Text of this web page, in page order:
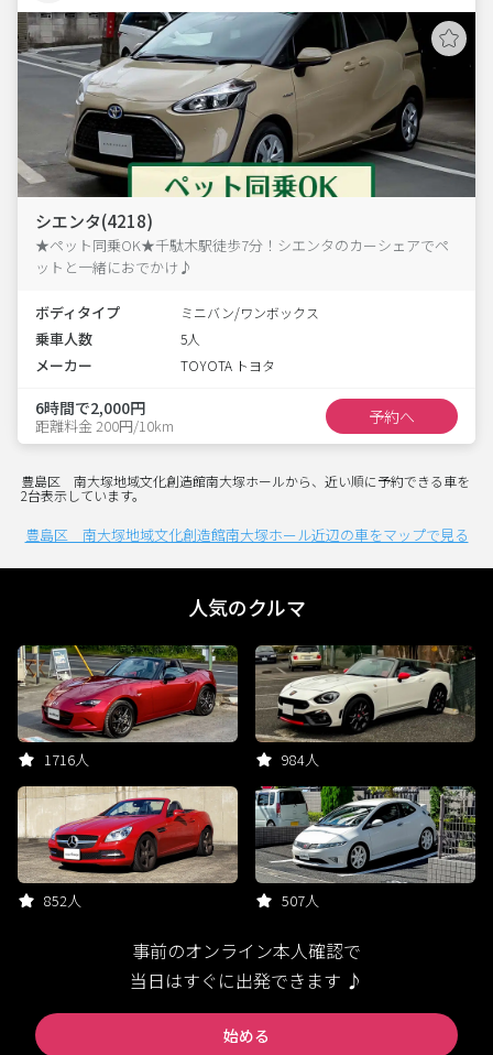
シエンタ(4218)
★ペット同乗OK★千駄木駅徒歩7分！シエンタのカーシェアでペ
ットと一緒におでかけ♪
ボディタイプ ミニバン/ワンボックス
乗車人数 5人
メーカー TOYOTA トヨタ
6時間で2,000円
距離料金 200円/10km 予約へ
豊島区 南大塚地域文化創造館南大塚ホールから、近い順に予約できる車を
2台表示しています。
豊島区 南大塚地域文化創造館南大塚ホール近辺の車をマップで見る
人気のクルマ
1716人 984人
852人 507人
事前のオンライン本人確認で
当日はすぐに出発できます ♪
始める